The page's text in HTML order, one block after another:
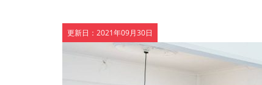
更新日： 2021年09月30日